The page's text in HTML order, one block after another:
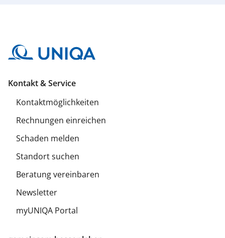
Kontakt & Service
Kontaktmöglichkeiten
Rechnungen einreichen
Schaden melden
Standort suchen
Beratung vereinbaren
Newsletter
myUNIQA Portal